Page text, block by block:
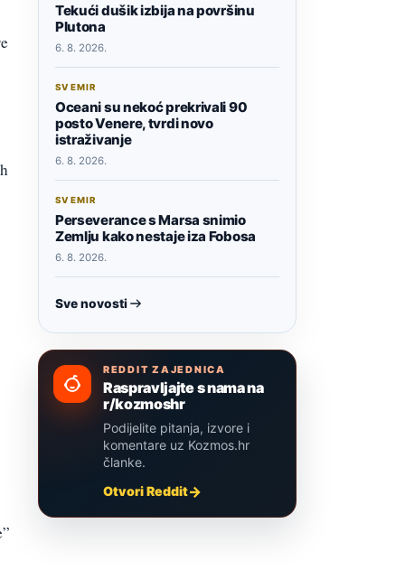
Tekući dušik izbija na površinu
Plutona
6. 8. 2026.
SVEMIR
Oceani su nekoć prekrivali 90
posto Venere, tvrdi novo
istraživanje
6. 8. 2026.
SVEMIR
Perseverance s Marsa snimio
Zemlju kako nestaje iza Fobosa
6. 8. 2026.
Sve novosti
REDDIT ZAJEDNICA
Raspravljajte s nama na
r/kozmoshr
Podijelite pitanja, izvore i
komentare uz Kozmos.hr
članke.
Otvori Reddit